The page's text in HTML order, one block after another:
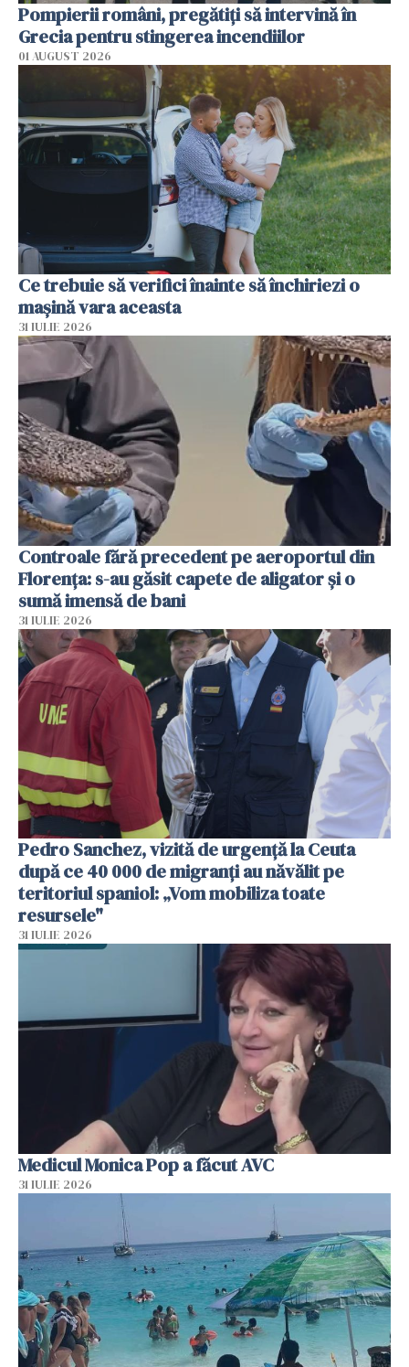
Pompierii români, pregătiţi să intervină în
Grecia pentru stingerea incendiilor
01 AUGUST 2026
Ce trebuie să verifici înainte să închiriezi o
mașină vara aceasta
31 IULIE 2026
Controale fără precedent pe aeroportul din
Florența: s-au găsit capete de aligator și o
sumă imensă de bani
31 IULIE 2026
Pedro Sanchez, vizită de urgență la Ceuta
după ce 40 000 de migranți au năvălit pe
teritoriul spaniol: „Vom mobiliza toate
resursele"
31 IULIE 2026
Medicul Monica Pop a făcut AVC
31 IULIE 2026